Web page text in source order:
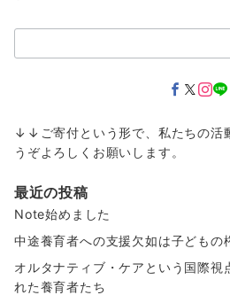
索：
↓↓ご寄付という形で、私たちの
うぞよろしくお願いします。
最近の投稿
Note始めました
中途養育者への支援欠如は子どもの
オルタナティブ・ケアという国際視
れた養育者たち